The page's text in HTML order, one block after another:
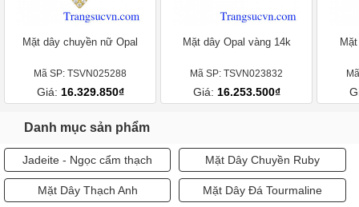
Mặt dây chuyền nữ Opal
Mã SP: TSVN025288
Giá: 16.329.850₫
Mặt dây Opal vàng 14k
Mã SP: TSVN023832
Giá: 16.253.500₫
Danh mục sản phẩm
Jadeite - Ngọc cẩm thạch Mặt Dây Chuyền Ruby
Mặt Dây Thạch Anh Mặt Dây Đá Tourmaline